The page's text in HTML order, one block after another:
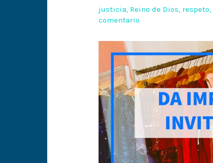
justicia, Reino de Dios, respeto,
comentario